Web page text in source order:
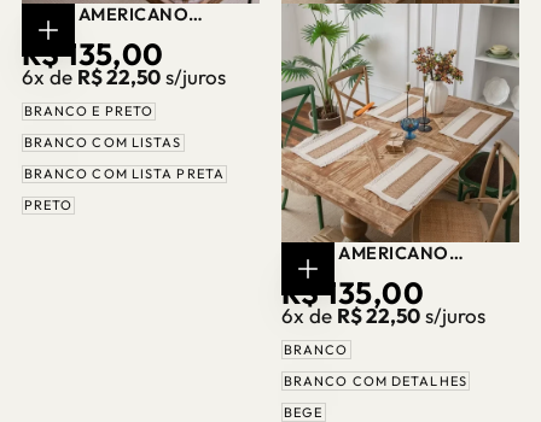
ESCOLHER
OPÇÕES
JOGO AMERICANO
MACRAMÊ ALGODÃO
PRETO E BRANCO CASA
SPLENDIDA
PREÇO
REGULAR
R$ 135,00
6x de R$ 22,50 s/juros
BRANCO E PRETO
BRANCO COM LISTAS
BRANCO COM LISTA PRETA
PRETO
ESCOLHER
OPÇÕES
JOGO AMERICANO
MACRAMÊ ALGODÃO TONS
NEUTROS CASA
SPLENDIDA
PREÇO
REGULAR
R$ 135,00
6x de R$ 22,50 s/juros
BRANCO
BRANCO COM DETALHES
BEGE